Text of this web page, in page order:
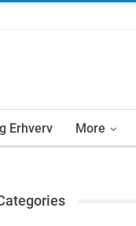
Erhverv More